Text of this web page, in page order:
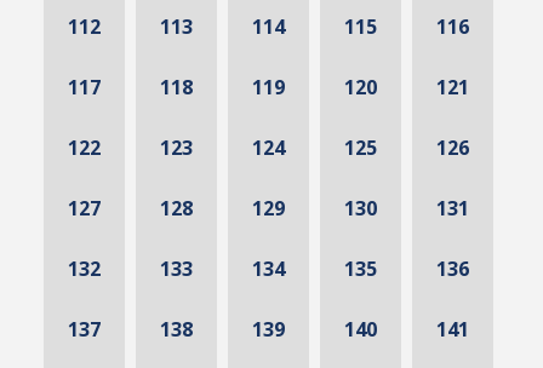
112 113 114 115 116
117 118 119 120 121
122 123 124 125 126
127 128 129 130 131
132 133 134 135 136
137 138 139 140 141